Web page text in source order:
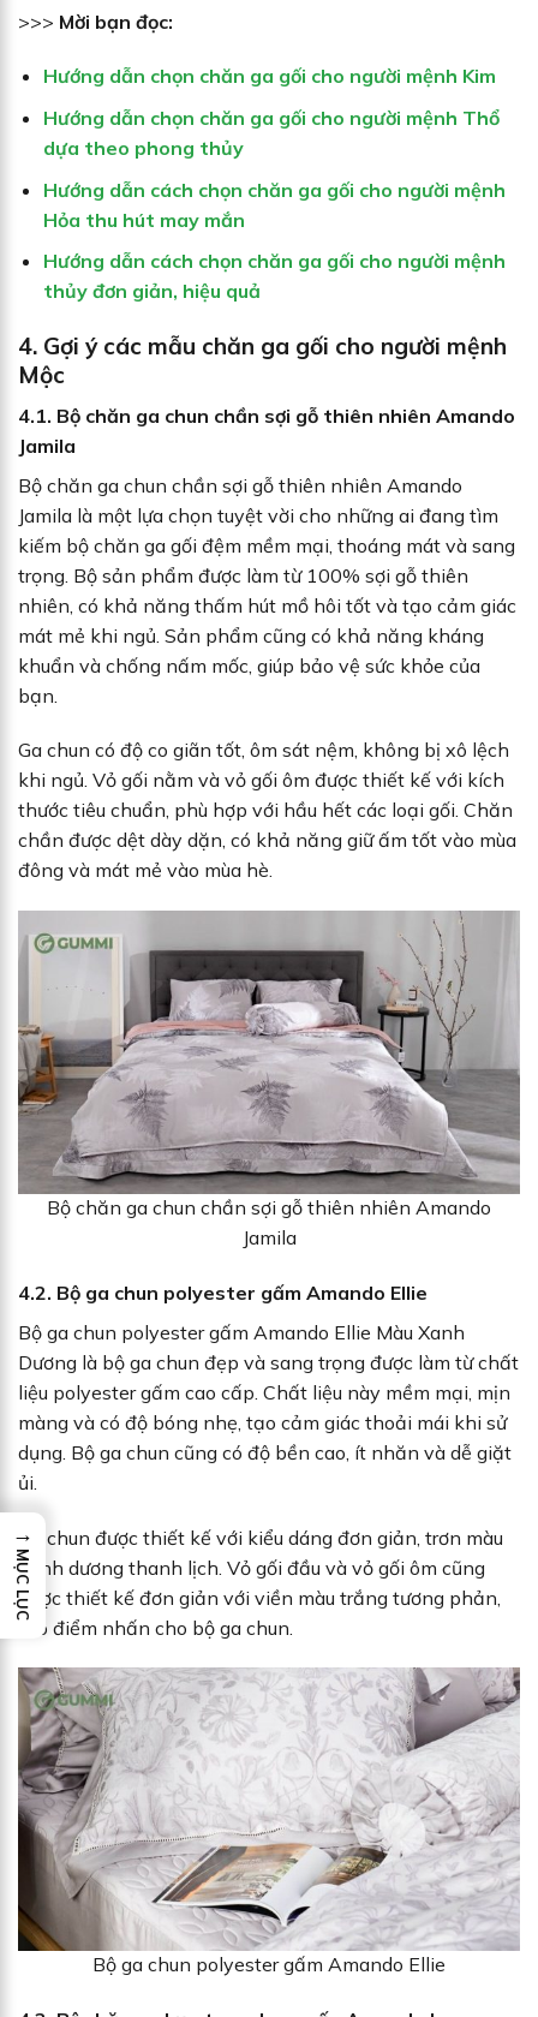
>>> Mời bạn đọc:
Hướng dẫn chọn chăn ga gối cho người mệnh Kim
Hướng dẫn chọn chăn ga gối cho người mệnh Thổ
dựa theo phong thủy
Hướng dẫn cách chọn chăn ga gối cho người mệnh
Hỏa thu hút may mắn
Hướng dẫn cách chọn chăn ga gối cho người mệnh
thủy đơn giản, hiệu quả
4. Gợi ý các mẫu chăn ga gối cho người mệnh
Mộc
4.1. Bộ chăn ga chun chần sợi gỗ thiên nhiên Amando
Jamila
Bộ chăn ga chun chần sợi gỗ thiên nhiên Amando
Jamila là một lựa chọn tuyệt vời cho những ai đang tìm
kiếm bộ chăn ga gối đệm mềm mại, thoáng mát và sang
trọng. Bộ sản phẩm được làm từ 100% sợi gỗ thiên
nhiên, có khả năng thấm hút mồ hôi tốt và tạo cảm giác
mát mẻ khi ngủ. Sản phẩm cũng có khả năng kháng
khuẩn và chống nấm mốc, giúp bảo vệ sức khỏe của
bạn.
Ga chun có độ co giãn tốt, ôm sát nệm, không bị xô lệch
khi ngủ. Vỏ gối nằm và vỏ gối ôm được thiết kế với kích
thước tiêu chuẩn, phù hợp với hầu hết các loại gối. Chăn
chần được dệt dày dặn, có khả năng giữ ấm tốt vào mùa
đông và mát mẻ vào mùa hè.
Bộ chăn ga chun chần sợi gỗ thiên nhiên Amando
Jamila
4.2. Bộ ga chun polyester gấm Amando Ellie
Bộ ga chun polyester gấm Amando Ellie Màu Xanh
Dương là bộ ga chun đẹp và sang trọng được làm từ chất
liệu polyester gấm cao cấp. Chất liệu này mềm mại, mịn
màng và có độ bóng nhẹ, tạo cảm giác thoải mái khi sử
dụng. Bộ ga chun cũng có độ bền cao, ít nhăn và dễ giặt
ủi.
Ga chun được thiết kế với kiểu dáng đơn giản, trơn màu
xanh dương thanh lịch. Vỏ gối đầu và vỏ gối ôm cũng
được thiết kế đơn giản với viền màu trắng tương phản,
tạo điểm nhấn cho bộ ga chun.
Bộ ga chun polyester gấm Amando Ellie
→
MỤC LỤC